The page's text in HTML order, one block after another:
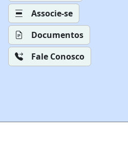
Associe-se
Documentos
Fale Conosco